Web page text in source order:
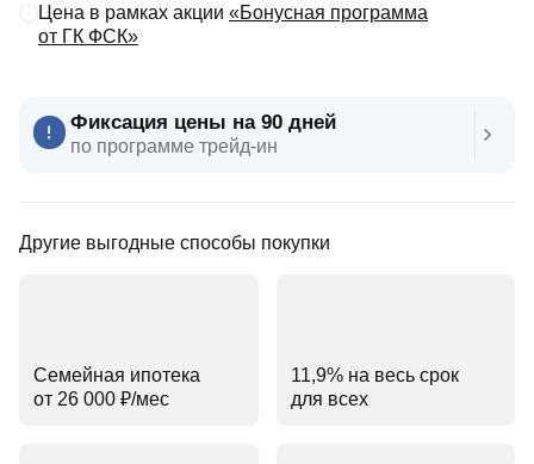
Фиксация цены на 90 дней
по программе трейд‑ин
Другие выгодные способы покупки
Семейная ипотека
от 26 000 ₽⁠/⁠мес
11,9% на весь срок
для всех
Цена в рамках акции «Бонусная программа
от ГК ФСК»